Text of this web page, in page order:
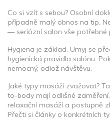
Co si vzít s sebou? Osobní
případně malý obnos na tip.
— seriózní salon vše potřebné
Hygiena je základ. Umyj se
hygienická pravidla salónu.
nemocný, odlož návštěvu.
Jaké typy masáží zvažovat?
to-body mají odlišné
relaxační masáží a postupně
Přečti si články o konkrétních